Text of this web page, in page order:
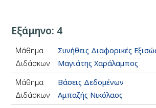
Εξάμηνο: 4
Μάθημα
Συνήθεις Διαφορικές
Διδάσκων
Μαγιάτης Χαράλαμπος
Μάθημα
Βάσεις Δεδομένων
Διδάσκων
Αμπαζής Νικόλαος